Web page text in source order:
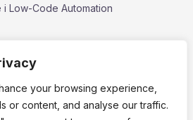
your browsing experience,
or content, and analyse our traffic.
Low-Code Automation
i Tutoriale
i Alternatywy Narzedzi
Bledy i Ograniczenia
i ekosystem ZennoLab